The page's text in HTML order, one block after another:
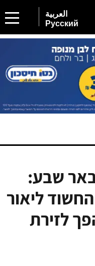
العربية
Русский
שבע:
ליאור
לזירת